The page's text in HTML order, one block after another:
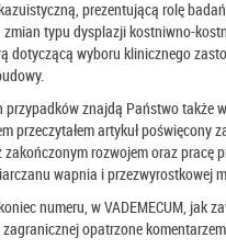
prezentującą rolę
typu dysplazji kostniwno-
dotyczącą wyboru klinicznego
przypadków znajdą Państwo także
przeczytałem artykuł
zakończonym rozwojem oraz pracę
wapnia i przezwyrostkowej
numeru, w VADEMECUM, jak
zagranicznej opatrzone